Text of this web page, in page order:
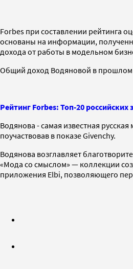
Forbes при составлении рейтинга
основаны на информации,
дохода от работы в модельном
Общий доход Водяновой в прошлом
Рейтинг Forbes: Топ-20 российских
Водянова - самая известная
поучаствовав в показе Givenchy.
Водянова возглавляет
«Мода со смыслом» — коллекции
приложения Elbi, позволяющего